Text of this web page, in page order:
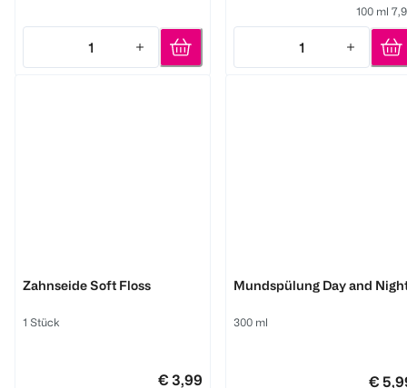
1
Quantity: 1
100 ml
1
Quantity: 1
Zahnseide Soft Floss
1 Stück
€ 3,99
Mundspülung Day and
300 ml
€